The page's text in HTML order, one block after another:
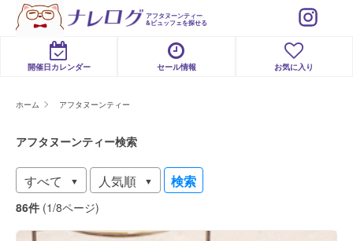
アフタヌーンティー
&ビュッフェを探せる
開催日カレンダー セール情報 お気に入り
ホーム アフタヌーンティー
アフタヌーンティー検索
検索
86件 (1/8ページ)